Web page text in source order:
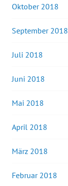
Oktober 2018
September 2018
Juli 2018
Juni 2018
Mai 2018
April 2018
März 2018
Februar 2018